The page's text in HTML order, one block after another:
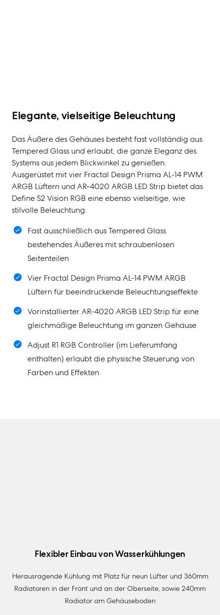
Elegante, vielseitige Beleuchtung
Das Äußere des Gehäuses besteht fast vollständig aus
Tempered Glass und erlaubt, die ganze Eleganz des
Systems aus jedem Blickwinkel zu genießen.
Ausgerüstet mit vier Fractal Design Prisma AL-14 PWM
ARGB Lüftern und AR-4020 ARGB LED Strip bietet das
Define S2 Vision RGB eine ebenso vielseitige, wie
stilvolle Beleuchtung.
Fast ausschließlich aus Tempered Glass
bestehendes Äußeres mit schraubenlosen
Seitenteilen
Vier Fractal Design Prisma AL-14 PWM ARGB
Lüftern für beeindruckende Beleuchtungseffekte
Vorinstallierter AR-4020 ARGB LED Strip für eine
gleichmäßige Beleuchtung im ganzen Gehäuse
Adjust R1 RGB Controller (im Lieferumfang
enthalten) erlaubt die physische Steuerung von
Farben und Effekten
Flexibler Einbau von Wasserkühlungen
Herausragende Kühlung mit Platz für neun Lüfter und 360mm
Radiatoren in der Front und an der Oberseite, sowie 240mm
Radiator am Gehäuseboden